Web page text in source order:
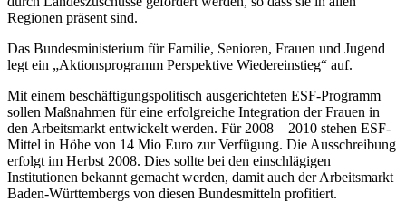
Regionen präsent sind.
Das Bundesministerium für Familie, Senioren, Frauen und Jugend
legt ein „Aktionsprogramm Perspektive Wiedereinstieg“ auf.
Mit einem beschäftigungspolitisch ausgerichteten ESF-Programm
sollen Maßnahmen für eine erfolgreiche Integration der Frauen in
den Arbeitsmarkt entwickelt werden. Für 2008 – 2010 stehen ESF-
Mittel in Höhe von 14 Mio Euro zur Verfügung. Die Ausschreibung
erfolgt im Herbst 2008. Dies sollte bei den einschlägigen
Institutionen bekannt gemacht werden, damit auch der Arbeitsmarkt
Baden-Württembergs von diesen Bundesmitteln profitiert.